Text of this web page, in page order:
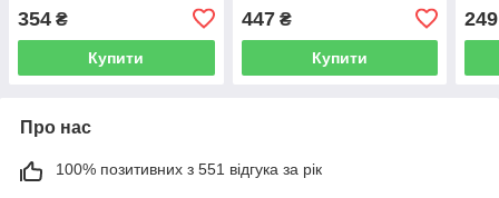
354 ₴
Купити
447₴
Купити
249
Про нас
100% позитивних з 551 відгука за рік